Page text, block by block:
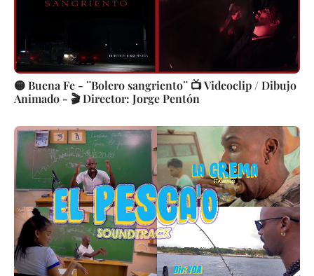
🟡 Buena Fe - ¨Bolero sangriento¨ 📺 Videoclip / Dibujo
Animado - 🎬 Director: Jorge Pentón